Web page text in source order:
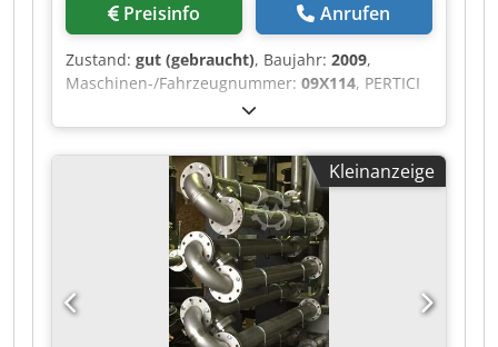
Preisinfo Anrufen
Zustand: gut (gebraucht), Baujahr: 2009,
Maschinen-/Fahrzeugnummer: 09X114, PERTICI
Sägezentrum für Kunststoffprofile Scarabeo SC
55. Ohne Absauganlage. Chjdpfxjzlym Es Adwja
Kleinanzeige